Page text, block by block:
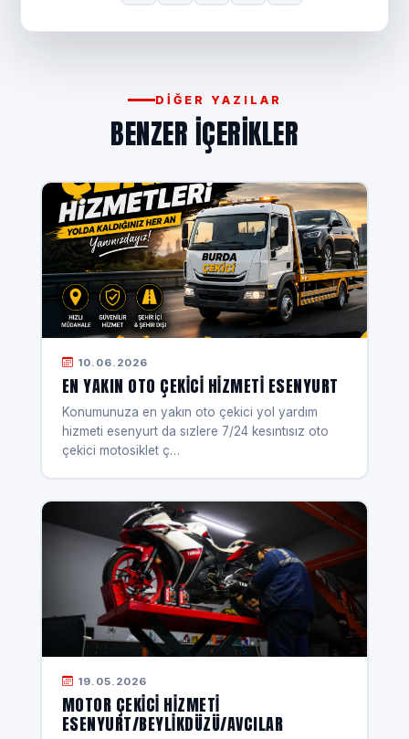
DIĞER YAZILAR
BENZER IÇERIKLER
10.06.2026
EN YAKIN OTO ÇEKICI HIZMETI ESENYURT
Konumunuza en yakın oto çekici yol yardım
hizmeti esenyurt da sızlere 7/24 kesıntısız oto
çekici motosiklet ç…
19.05.2026
MOTOR ÇEKICI HIZMETI
ESENYURT/BEYLIKDÜZÜ/AVCILAR